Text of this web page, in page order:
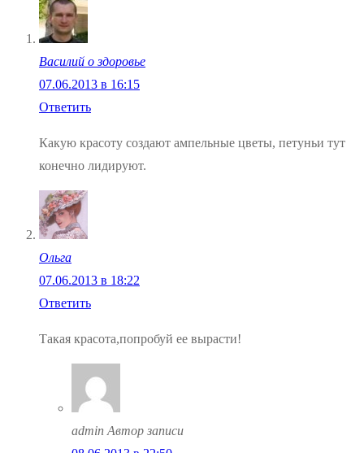
Василий о здоровье
07.06.2013 в 16:15
Ответить
Какую красоту создают ампельные цветы, петуньи тут
конечно лидируют.
Ольга
07.06.2013 в 18:22
Ответить
Такая красота,попробуй ее вырасти!
admin Автор записи